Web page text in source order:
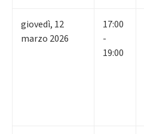
giovedì, 12
marzo 2026
17:00
-
19:00